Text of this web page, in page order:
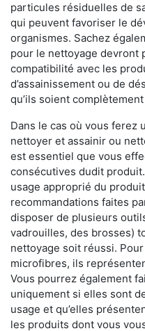
particules résiduelles de
qui peuvent favoriser le
organismes. Sachez
pour le nettoyage devront
compatibilité avec les
d’assainissement ou de
qu’ils soient
Dans le cas où vous ferez
nettoyer et assainir ou
est essentiel que vous
consécutives dudit
usage approprié du
recommandations faites
disposer de plusieurs
vadrouilles, des brosses)
nettoyage soit réussi.
microfibres, ils
Vous pourrez également
uniquement si elles sont
usage et qu’elles
les produits dont vous